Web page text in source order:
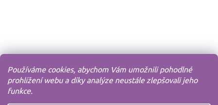
Používáme cookies, abychom Vám umožnili pohodlné
prohlížení webu a díky analýze neustále zlepšovali jeho
funkce.